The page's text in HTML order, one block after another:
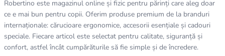
Robertino este magazinul online și fizic pentru părinți care aleg doar
ce e mai bun pentru copii. Oferim produse premium de la branduri
internaționale: cărucioare ergonomice, accesorii esențiale și cadouri
speciale. Fiecare articol este selectat pentru calitate, siguranță și
confort, astfel încât cumpărăturile să fie simple și de încredere.